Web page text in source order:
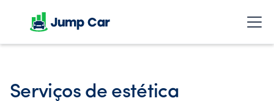
Serviços de estética